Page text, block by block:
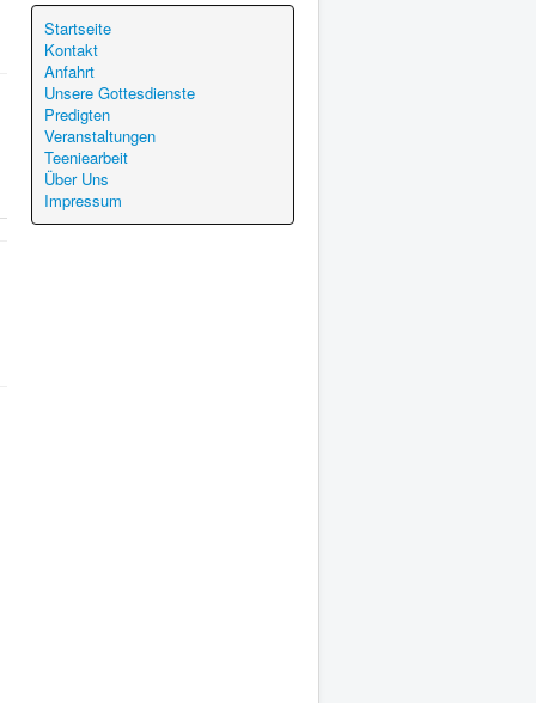
Startseite
Kontakt
Anfahrt
Unsere Gottesdienste
Predigten
Veranstaltungen
Teeniearbeit
Über Uns
Impressum